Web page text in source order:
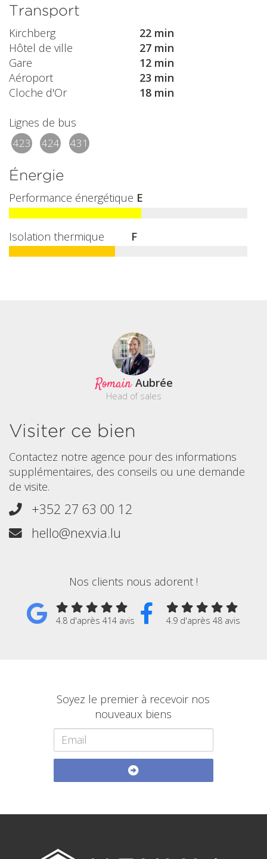
Transport
Kirchberg
22 min
Hôtel de ville
27 min
Gare
12 min
Aéroport
23 min
Cloche d'Or
18 min
Lignes de bus
423 424 431
Énergie
Performance énergétique E
Isolation thermique F
Romain Aubrée
Head of sales
Visiter ce bien
Contactez notre agence pour des informations
supplémentaires, des conseils ou une demande
de visite.
+352 27 63 00 12
hello@nexvia.lu
Nos clients nous adorent !
4.8 d'après 414 avis 4.9 d'après 48 avis
Soyez le premier à recevoir nos
nouveaux biens